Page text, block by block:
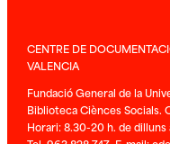
CENTRE DE
VALENCIA
Fundació General de la
Biblioteca Ciènces Socials.
Horari: 8.30-20 h. de dilluns